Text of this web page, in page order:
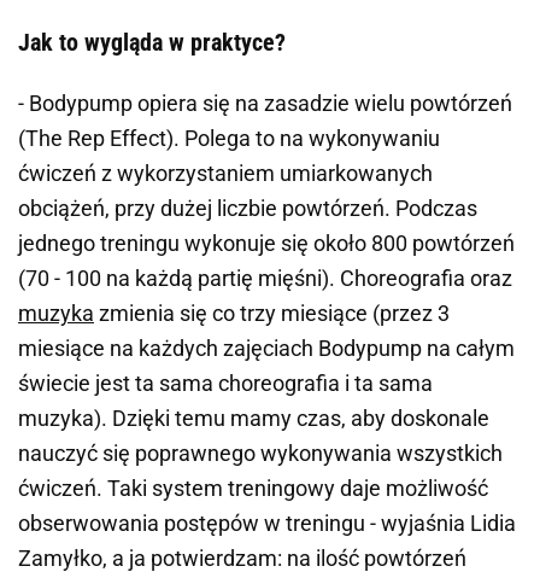
Jak to wygląda w praktyce?
- Bodypump opiera się na zasadzie wielu powtórzeń
(The Rep Effect). Polega to na wykonywaniu
ćwiczeń z wykorzystaniem umiarkowanych
obciążeń, przy dużej liczbie powtórzeń. Podczas
jednego treningu wykonuje się około 800 powtórzeń
(70 - 100 na każdą partię mięśni). Choreografia oraz
muzyka zmienia się co trzy miesiące (przez 3
miesiące na każdych zajęciach Bodypump na całym
świecie jest ta sama choreografia i ta sama
muzyka). Dzięki temu mamy czas, aby doskonale
nauczyć się poprawnego wykonywania wszystkich
ćwiczeń. Taki system treningowy daje możliwość
obserwowania postępów w treningu - wyjaśnia Lidia
Zamyłko, a ja potwierdzam: na ilość powtórzeń